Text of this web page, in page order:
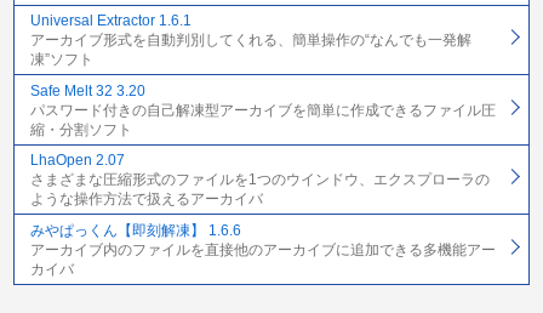
Universal Extractor 1.6.1
アーカイブ形式を自動判別してくれる、簡単操作の“なんでも一発解
凍”ソフト
Safe Melt 32 3.20
パスワード付きの自己解凍型アーカイブを簡単に作成できるファイル圧
縮・分割ソフト
LhaOpen 2.07
さまざまな圧縮形式のファイルを1つのウインドウ、エクスプローラの
ような操作方法で扱えるアーカイバ
みやぱっくん【即刻解凍】 1.6.6
アーカイブ内のファイルを直接他のアーカイブに追加できる多機能アー
カイバ